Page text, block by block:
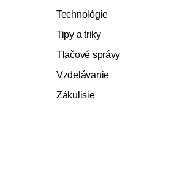
Technológie
Tipy a triky
Tlačové správy
Vzdelávanie
Zákulisie